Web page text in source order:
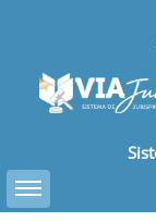
Toggle sidebar